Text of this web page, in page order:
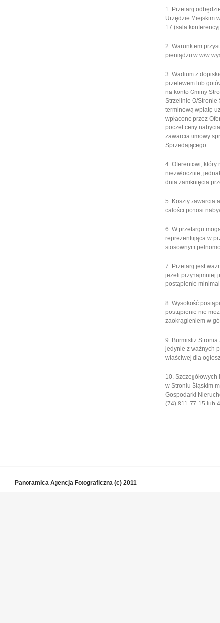
1. Przetarg
Urzędzie Miejskim
17 (sala
2. Warunkiem
pieniądzu w w/w
3. Wadium z
przelewem lub
na konto Gminy
Strzelinie O/Stronie
terminową wpłatę
wpłacone przez
poczet ceny
zawarcia umowy
Sprzedającego.
4. Oferentowi, który
niezwłocznie,
dnia zamknięcia
5. Koszty zawarcia
całości ponosi
6. W przetargu
reprezentująca w
stosownym
7. Przetarg jest
jeżeli przynajmniej
postąpienie
8. Wysokość
postąpienie nie
zaokrągleniem w
9. Burmistrz Stronia
jedynie z ważnych
właściwej dla
10.
w Stroniu Śląskim
Gospodarki
(74) 811-77-15 lub
Panoramica Agencja Fotograficzna (c) 2011